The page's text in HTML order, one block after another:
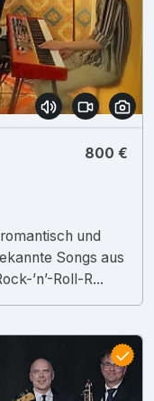
800 €
und
Songs aus
’n’-Roll-R...